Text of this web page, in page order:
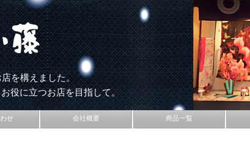
を構えました。
役に立つお店を目指して。
せ 会社概要 商品一覧